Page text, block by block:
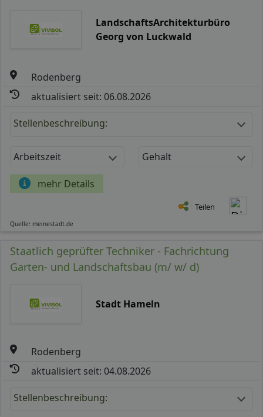
LandschaftsArchitekturbüro
Georg von Luckwald
Rodenberg
aktualisiert seit: 06.08.2026
Stellenbeschreibung:
Arbeitszeit Gehalt
mehr Details
Teilen
Quelle: meinestadt.de
Staatlich geprüfter Techniker - Fachrichtung
Garten- und Landschaftsbau (m/ w/ d)
Stadt Hameln
Rodenberg
aktualisiert seit: 04.08.2026
Stellenbeschreibung: